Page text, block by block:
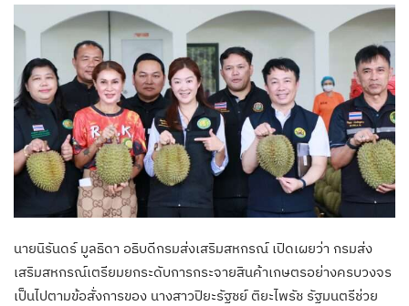
นายนิรันดร์ มูลธิดา อธิบดีกรมส่งเสริมสหกรณ์ เปิดเผยว่า กรมส่ง
เสริมสหกรณ์เตรียมยกระดับการกระจายสินค้าเกษตรอย่างครบวงจร
เป็นไปตามข้อสั่งการของ นางสาวปิยะรัฐชย์ ติยะไพรัช รัฐมนตรีช่วย